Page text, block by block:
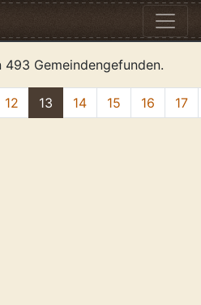
493 Gemeindengefunden.
12 13 14 15 16 17